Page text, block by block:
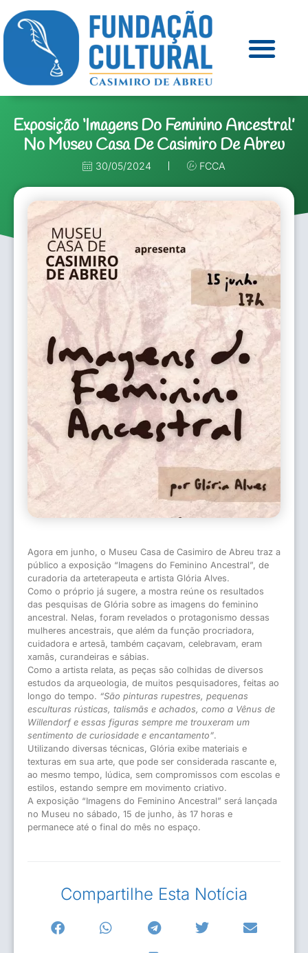
Exposição ‘Imagens Do Feminino Ancestral’
No Museu Casa De Casimiro De Abreu
30/05/2024 FCCA
Agora em junho, o Museu Casa de Casimiro de Abreu traz a
público a exposição “Imagens do Feminino Ancestral”, de
curadoria da arteterapeuta e artista Glória Alves.
Como o próprio já sugere, a mostra reúne os resultados
das pesquisas de Glória sobre as imagens do feminino
ancestral. Nelas, foram revelados o protagonismo dessas
mulheres ancestrais, que além da função procriadora,
cuidadora e artesã, também caçavam, celebravam, eram
xamãs, curandeiras e sábias.
Como a artista relata, as peças são colhidas de diversos
estudos da arqueologia, de muitos pesquisadores, feitas ao
longo do tempo. “São pinturas rupestres, pequenas
esculturas rústicas, talismãs e achados, como a Vênus de
Willendorf e essas figuras sempre me trouxeram um
sentimento de curiosidade e encantamento”.
Utilizando diversas técnicas, Glória exibe materiais e
texturas em sua arte, que pode ser considerada rascante e,
ao mesmo tempo, lúdica, sem compromissos com escolas e
estilos, estando sempre em movimento criativo.
A exposição “Imagens do Feminino Ancestral” será lançada
no Museu no sábado, 15 de junho, às 17 horas e
permanece até o final do mês no espaço.
Compartilhe Esta Notícia